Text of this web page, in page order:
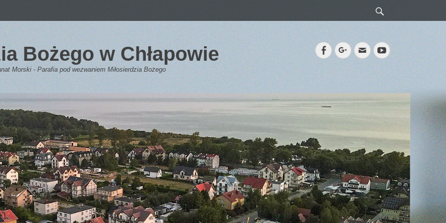
Bożego w Chłapowie
Morski - Parafia pod wezwaniem Miłosierdzia Bożego
FacebookGoogleplus
EmailYouTube